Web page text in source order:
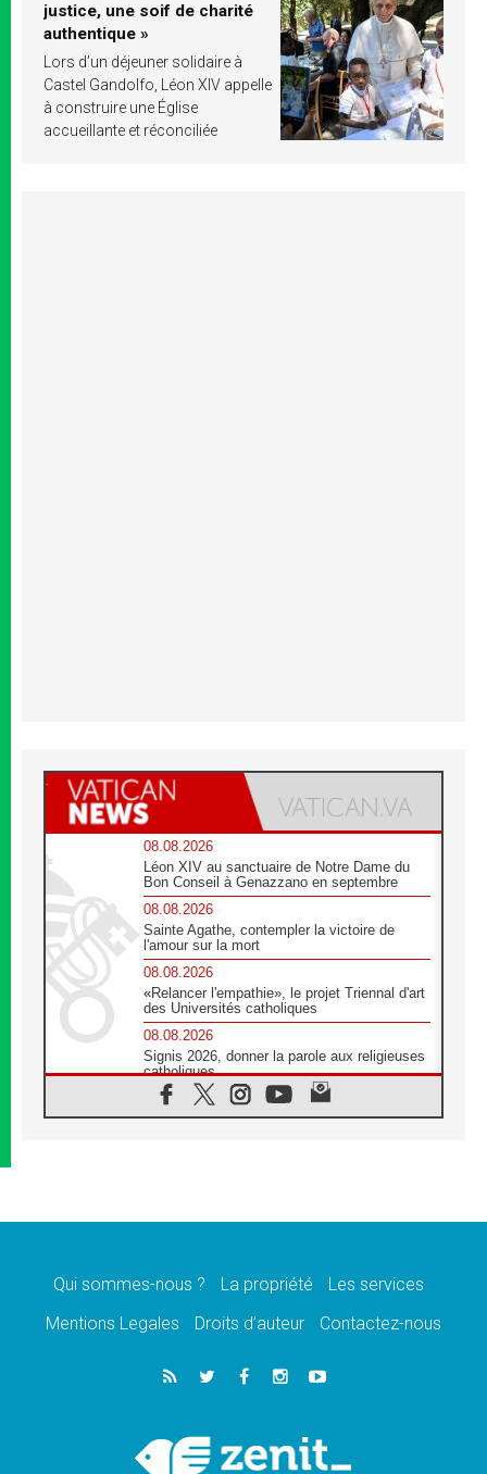
justice, une soif de charité
authentique »
Lors d’un déjeuner solidaire à
Castel Gandolfo, Léon XIV appelle
à construire une Église
accueillante et réconciliée
08.08.2026
Léon XIV au sanctuaire de Notre Dame du
Bon Conseil à Genazzano en septembre
08.08.2026
Sainte Agathe, contempler la victoire de
l'amour sur la mort
08.08.2026
«Relancer l'empathie», le projet Triennal d'art
des Universités catholiques
08.08.2026
Signis 2026, donner la parole aux religieuses
catholiques
08.08.2026
Au Bangladesh, l'Église accompagne les
07.08.2026
07.08.2026
le cardinal Parolin
En Colombie, «la paix ne s'achète pas avec
une signature»
Le programme du voyage apostolique du
Pape en France dévoilé
Qui sommes-nous ? La propriété
Les services
Mentions Legales
Droits d’auteur Contactez-nous